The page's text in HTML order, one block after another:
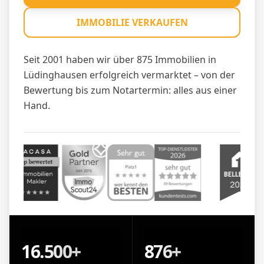
Seit 2001 haben wir über 875 Immobilien in
Lüdinghausen erfolgreich vermarktet – von der
Bewertung bis zum Notartermin: alles aus einer
Hand.
IMMOBILIE VERKAUFEN
16.500+ 876+